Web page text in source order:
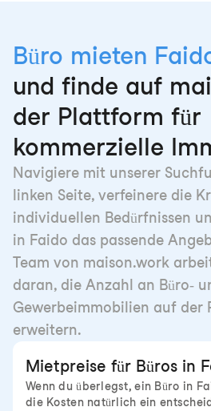
Büro mieten
und finde auf
der Plattform für
kommerzielle
Navigiere mit unserer
linken Seite, verfeinere die
individuellen Bedürfnissen
in Faido das passende
Team von maison.work
daran, die Anzahl an Büro-
Gewerbeimmobilien auf der
erweitern.
Mietpreise für Büros in
Wenn du überlegst, ein Büro in
die Kosten natürlich ein